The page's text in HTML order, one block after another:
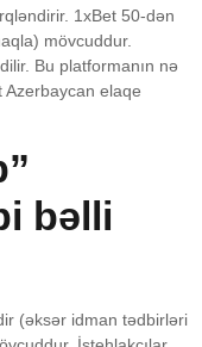
1xBet 50-dən
mövcuddur.
Bu platformanın nə
elaqe
bəlli
(əksər idman tədbirləri